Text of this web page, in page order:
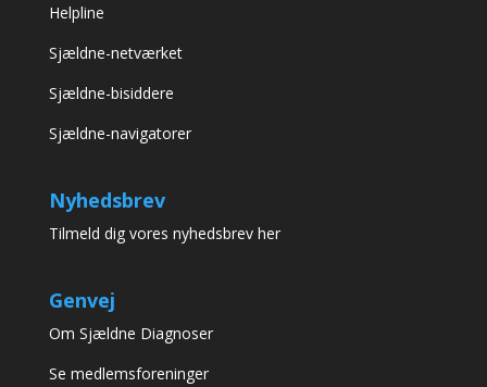
Helpline
Sjældne-netværket
Sjældne-bisiddere
Sjældne-navigatorer
Nyhedsbrev
Tilmeld dig vores nyhedsbrev her
Genvej
Om Sjældne Diagnoser
Se medlemsforeninger